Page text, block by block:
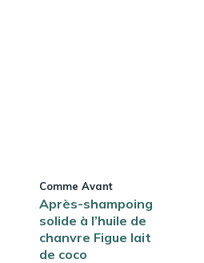
Comme Avant
Après-shampoing
solide à l’huile de
chanvre Figue lait
de coco